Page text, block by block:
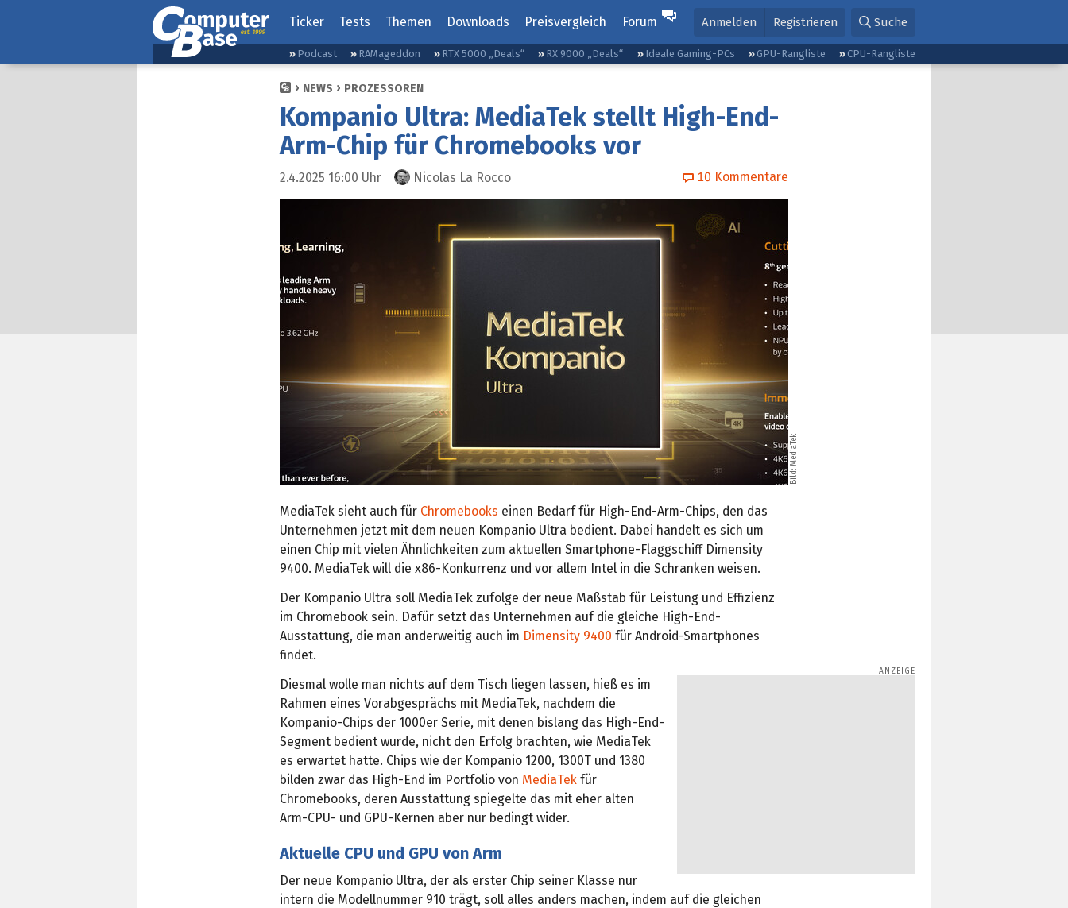
Ticker Tests Themen Downloads Preisvergleich Forum Anmelden Registrieren Suche
Podcast RAMageddon RTX 5000 „Deals“ RX 9000 „Deals“ Ideale Gaming-PCs GPU-Rangliste CPU-Rangliste
NEWS PROZESSOREN
Kompanio Ultra: MediaTek stellt High-End-
Arm-Chip für Chromebooks vor
2.4.2025 16:00 Uhr Nicolas La Rocco 10 Kommentare
Bild: MediaTek
MediaTek sieht auch für Chromebooks einen Bedarf für High-End-Arm-Chips, den das
Unternehmen jetzt mit dem neuen Kompanio Ultra bedient. Dabei handelt es sich um
einen Chip mit vielen Ähnlichkeiten zum aktuellen Smartphone-Flaggschiff Dimensity
9400. MediaTek will die x86-Konkurrenz und vor allem Intel in die Schranken weisen.
Der Kompanio Ultra soll MediaTek zufolge der neue Maßstab für Leistung und Effizienz
im Chromebook sein. Dafür setzt das Unternehmen auf die gleiche High-End-
Ausstattung, die man anderweitig auch im Dimensity 9400 für Android-Smartphones
findet.
Diesmal wolle man nichts auf dem Tisch liegen lassen, hieß es im
Rahmen eines Vorabgesprächs mit MediaTek, nachdem die
Kompanio-Chips der 1000er Serie, mit denen bislang das High-End-
Segment bedient wurde, nicht den Erfolg brachten, wie MediaTek
es erwartet hatte. Chips wie der Kompanio 1200, 1300T und 1380
bilden zwar das High-End im Portfolio von MediaTek für
Chromebooks, deren Ausstattung spiegelte das mit eher alten
Arm-CPU- und GPU-Kernen aber nur bedingt wider.
Aktuelle CPU und GPU von Arm
Der neue Kompanio Ultra, der als erster Chip seiner Klasse nur
intern die Modellnummer 910 trägt, soll alles anders machen, indem auf die gleichen